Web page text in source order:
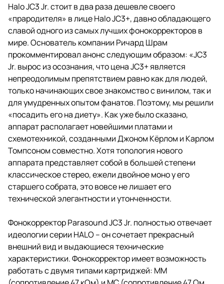
Halo JC3 Jr. стоит в два раза дешевле своего
«прародителя» в лице Halo JC3+, давно обладающего
славой одного из самых лучших фонокорректоров в
мире. Основатель компании Ричард Шрам
прокомментировал анонс следующим образом: «JC3
Jr. вырос из осознания, что цена JC3+ является
непреодолимым препятствием равно как для людей,
только начинающих свое знакомство с винилом, так и
для умудренных опытом фанатов. Поэтому, мы решили
«посадить его на диету». Как уже было сказано,
аппарат располагает новейшими платами и
схемотехникой, созданными Джоном Кёрлом и Карлом
Томпсоном совместно. Хотя топология нового
аппарата представляет собой в большей степени
классическое стерео, ежели двойное моно у его
старшего собрата, это вовсе не лишает его
технической элегантности и утонченности.
Фонокорректор Parasound JC3 Jr. полностью отвечает
идеологии серии HALO – он сочетает прекрасный
внешний вид и выдающиеся технические
характеристики. Фонокорректор имеет возможность
работать с двумя типами картриджей: ММ